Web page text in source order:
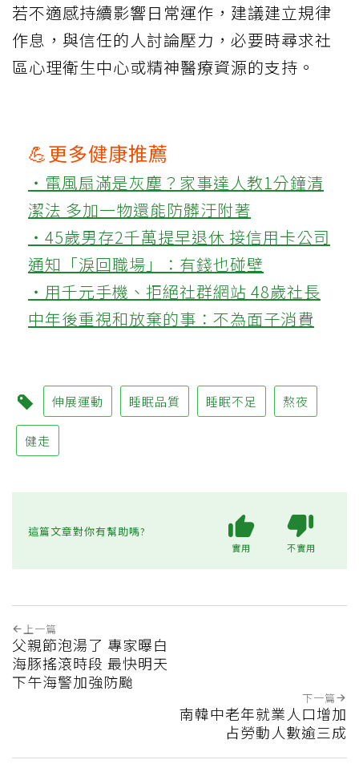
若不適感持續影響日常運作，建議建立規律
作息，與信任的人討論壓力，必要時尋求社
區心理衛生中心或精神醫療資源的支持。
💪更多健康推薦
‧電風扇滿是灰塵？家事達人教1分鐘清
潔法 多加一物還能防髒汙附著
‧45歲男存2千萬提早退休 接信用卡公司
通知「淚回職場」：有錢也碰壁
‧用千元手機、拒絕社群網站 48歲社長
中年後重視和放棄的事：不為面子消費
伸展運動 睡眠品質 睡眠不足 熬夜
健走
這篇文章對你有幫助嗎?
實用 不實用
上一篇
父親節泡湯了 專家曝白
海豚搖滾時段 最快明天
下午海警加強防颱
下一篇
南韓中老年就業人口增加
占勞動人數逾三成